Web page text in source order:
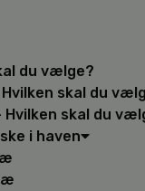
du vælge?
skal du
skal du
i haven